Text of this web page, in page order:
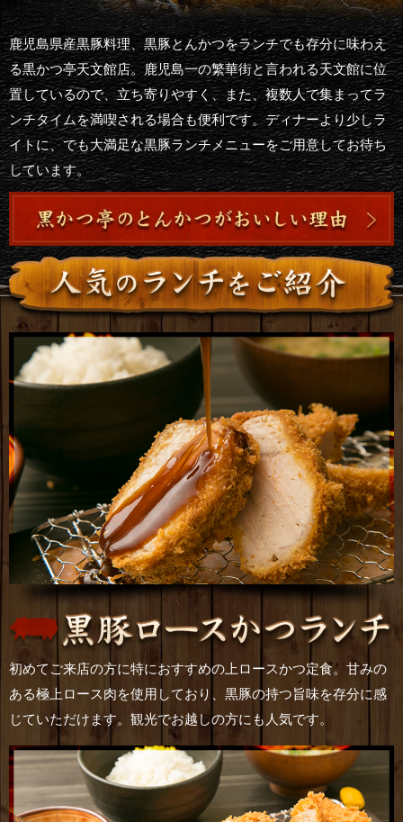
鹿児島県産黒豚料理、黒豚とんかつをランチでも存分に味わえ
る黒かつ亭天文館店。鹿児島一の繁華街と言われる天文館に位
置しているので、立ち寄りやすく、また、複数人で集まってラ
ンチタイムを満喫される場合も便利です。ディナーより少しラ
イトに、でも大満足な黒豚ランチメニューをご用意してお待ち
しています。
初めてご来店の方に特におすすめの上ロースかつ定食。甘みの
ある極上ロース肉を使用しており、黒豚の持つ旨味を存分に感
じていただけます。観光でお越しの方にも人気です。